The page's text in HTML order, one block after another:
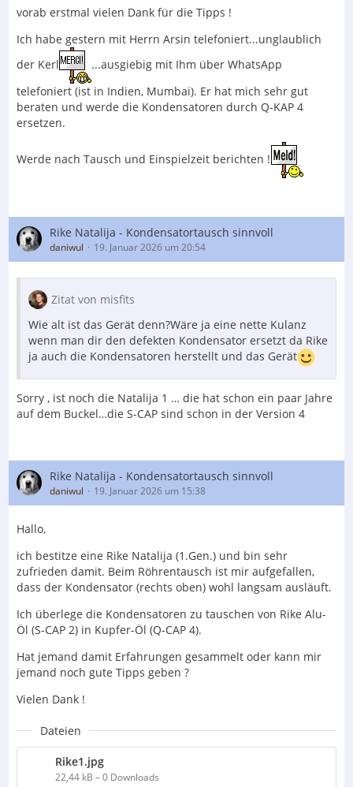
war schnell erledigt.
Der Inhalt kann nicht angezeigt werden, da Sie
keine Berechtigung haben, diesen Inhalt zu sehen.
Nicht für mich behalten möchte ich aber das Ergebnis
Als erstes fiel die Verarbeitungsgüte vom REISONG ins
Cinch-Buchsen und ein wertiges Design im Allgemeinen
verschaffen ein Gefühl der Irritation im Hinblick auf den
Preis des Gerätes.
Der Inhalt kann nicht angezeigt werden, da Sie
keine Berechtigung haben, diesen Inhalt zu sehen.
Womit wir jedoch unter keinen Umständen gerechnet
hatten:
Nein. Tut er nicht.
Stattdessen hat er den Phasemation ganz gelassen
liegen lassen und ist tatsächlich an ihm vorbeigezogen.
In allen Bereichen konnte er Dinge herstellen, bei denen
noch wenig für den T-300 sprach.
Woran mache ich das fest:
Feststellen konnten wir sofort einen etwas größeren
Frequenz-Umfang, mehr Dreidimensionalität im
Mittelton-Bereich und kräftige "Mono-Mitte", besonders
natürlich bei Stimme, die nicht nur etwas kräftiger,
sondern vor allem auch größer herausgearbeitet wird.
faszinierte uns absolut und motivierte zum weiterhören.
kommt aber jetzt:
Nachdem ich vor 5 Jahren meinen ersten Plattenspieler
in den Betrieb nahm, war ich zunächst etwas
enttäuscht. Ich war auf der Suche nach dem
"emotionalen, analogen Feeling", nach "Natürlichkeit",
vorab erstmal vielen Dank für die Tipps !
Ich habe gestern mit Herrn Arsin telefoniert...unglaublich
der Kerl
...ausgiebig mit Ihm über WhatsApp
telefoniert (ist in Indien, Mumbai). Er hat mich sehr gut
beraten und werde die Kondensatoren durch Q-KAP 4
ersetzen.
Werde nach Tausch und Einspielzeit berichten !
Rike Natalija - Kondensatortausch sinnvoll
daniwul 19. Januar 2026 um 20:54
Zitat von misfits
Wie alt ist das Gerät denn?Wäre ja eine nette Kulanz
wenn man dir den defekten Kondensator ersetzt da Rike
ja auch die Kondensatoren herstellt und das Gerät
Sorry , ist noch die Natalija 1 … die hat schon ein paar Jahre
auf dem Buckel…die S-CAP sind schon in der Version 4
Rike Natalija - Kondensatortausch sinnvoll
daniwul 19. Januar 2026 um 15:38
Hallo,
ich bestitze eine Rike Natalija (1.Gen.) und bin sehr
zufrieden damit. Beim Röhrentausch ist mir aufgefallen,
dass der Kondensator (rechts oben) wohl langsam ausläuft.
Ich überlege die Kondensatoren zu tauschen von Rike Alu-
Öl (S-CAP 2) in Kupfer-Öl (Q-CAP 4).
Hat jemand damit Erfahrungen gesammelt oder kann mir
jemand noch gute Tipps geben ?
Vielen Dank !
Dateien
Rike1.jpg
22,44 kB – 0 Downloads